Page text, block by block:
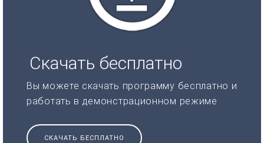
Скачать бесплатно
Вы можете скачать программу бесплатно и
работать в демонстрационном режиме
СКАЧАТЬ БЕСПЛАТНО